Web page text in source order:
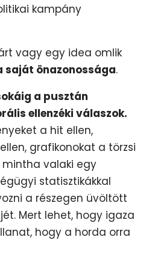
kampány
vagy egy idea omlik
saját önazonossága.
a pusztán
ellenzéki válaszok.
a hit ellen,
grafikonokat a törzsi
valaki egy
statisztikákkal
a részegen üvöltött
Mert lehet, hogy igaza
hogy a horda orra